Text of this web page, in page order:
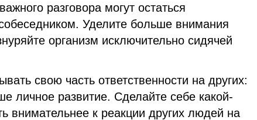
разговора могут остаться
Уделите больше внимания
организм исключительно сидячей
свою часть ответственности на других:
личное развитие. Сделайте себе какой-
внимательнее к реакции других людей на